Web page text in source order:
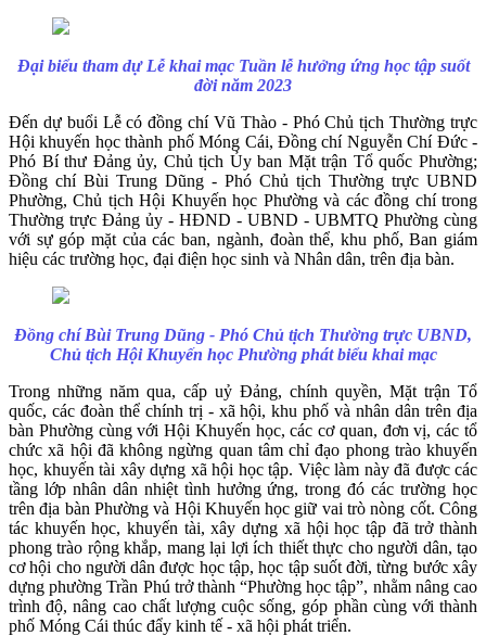
Đại biểu tham dự Lễ khai mạc Tuần lễ hưởng ứng học tập suốt
đời năm 2023
Đến dự buổi Lễ có đồng chí Vũ Thào - Phó Chủ tịch Thường trực
Hội khuyến học thành phố Móng Cái, Đồng chí Nguyễn Chí Đức -
Phó Bí thư Đảng ủy, Chủ tịch Ủy ban Mặt trận Tổ quốc Phường;
Đồng chí Bùi Trung Dũng - Phó Chủ tịch Thường trực UBND
Phường, Chủ tịch Hội Khuyến học Phường và các đồng chí trong
Thường trực Đảng ủy - HĐND - UBND - UBMTQ Phường cùng
với sự góp mặt của các ban, ngành, đoàn thể, khu phố, Ban giám
hiệu các trường học, đại điện học sinh và Nhân dân, trên địa bàn.
Đồng chí Bùi Trung Dũng - Phó Chủ tịch Thường trực UBND,
Chủ tịch Hội Khuyến học Phường phát biểu khai mạc
Trong những năm qua, cấp uỷ Đảng, chính quyền, Mặt trận Tổ
quốc, các đoàn thể chính trị - xã hội, khu phố và nhân dân trên địa
bàn Phường cùng với Hội Khuyến học, các cơ quan, đơn vị, các tổ
chức xã hội đã không ngừng quan tâm chỉ đạo phong trào khuyến
học, khuyến tài xây dựng xã hội học tập. Việc làm này đã được các
tầng lớp nhân dân nhiệt tình hưởng ứng, trong đó các trường học
trên địa bàn Phường và Hội Khuyến học giữ vai trò nòng cốt. Công
tác khuyến học, khuyến tài, xây dựng xã hội học tập đã trở thành
phong trào rộng khắp, mang lại lợi ích thiết thực cho người dân, tạo
cơ hội cho người dân được học tập, học tập suốt đời, từng bước xây
dựng phường Trần Phú trở thành “Phường học tập”, nhằm nâng cao
trình độ, nâng cao chất lượng cuộc sống, góp phần cùng với thành
phố Móng Cái thúc đẩy kinh tế - xã hội phát triển.